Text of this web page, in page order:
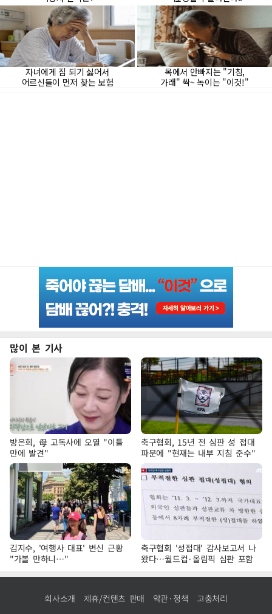
많이 본 기사
방은희, 母 고독사에 오열 "이틀
만에 발견"
축구협회, 15년 전 심판 성 접대
파문에 "현재는 내부 지침 준수"
김지수, '여행사 대표' 변신 근황
"가볼 만하니…"
축구협회 '성접대' 감사보고서 나
왔다…월드컵·올림픽 심판 포함
회사소개 제휴/컨텐츠 판매 약관·정책 고충처리